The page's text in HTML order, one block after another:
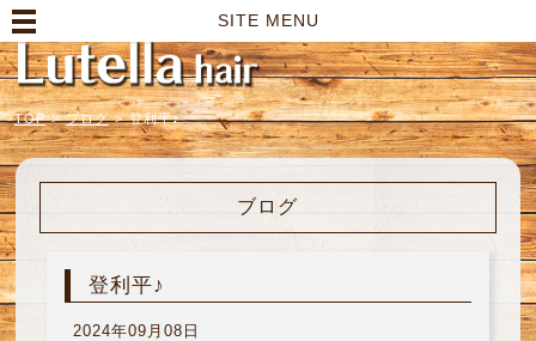
SITE MENU
TOP > ブログ > 登利平♪
ブログ
登利平♪
2024年09月08日